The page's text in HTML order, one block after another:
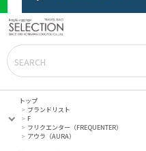
トップ
ブランドリスト
F
フリクエンター（FREQUENTER）
アウラ（AURA）